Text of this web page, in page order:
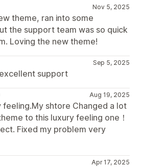
Nov 5, 2025
theme, ran into some
the support team was so quick
Loving the new theme!
Sep 5, 2025
support
Aug 19, 2025
feeling.My shtore Changed a lot
to this luxury feeling one！
Fixed my problem very
Apr 17, 2025